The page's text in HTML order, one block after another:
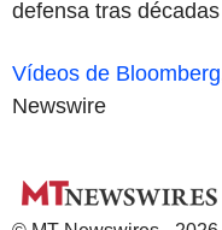
defensa tras
Vídeos de Bloomberg
Newswire